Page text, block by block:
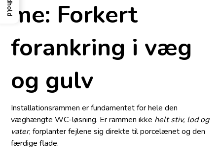
me: Forkert
forankring i væg
og gulv
Installationsrammen er fundamentet for hele den
væghængte WC-løsning. Er rammen ikke helt stiv, lod og
vater, forplanter fejlene sig direkte til porcelænet og den
færdige flade.